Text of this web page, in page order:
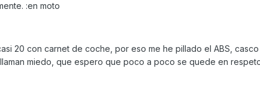
:en moto
20 con carnet de coche, por eso me he pillado el ABS, casco
miedo, que espero que poco a poco se quede en